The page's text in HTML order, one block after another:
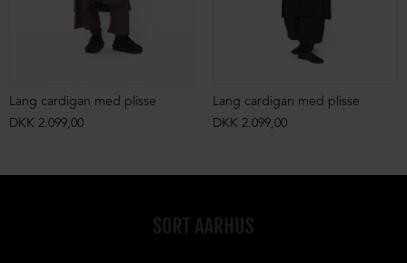
Lang cardigan med plisse
DKK 2.099,00
Lang cardigan med plisse
DKK 2.099,00